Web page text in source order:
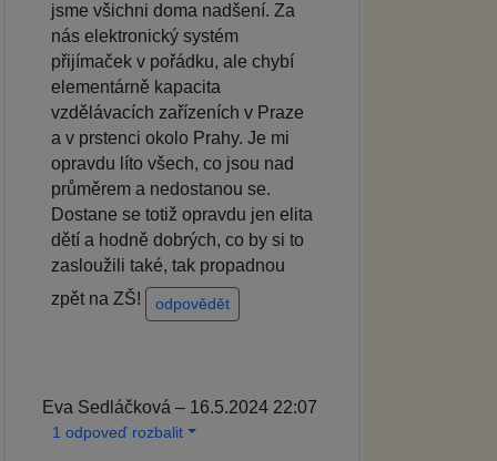
jsme všichni doma nadšení. Za
nás elektronický systém
přijímaček v pořádku, ale chybí
elementárně kapacita
vzdělávacích zařízeních v Praze
a v prstenci okolo Prahy. Je mi
opravdu líto všech, co jsou nad
průměrem a nedostanou se.
Dostane se totiž opravdu jen elita
dětí a hodně dobrých, co by si to
zasloužili také, tak propadnou
zpět na ZŠ!
odpovědět
Eva Sedláčková – 16.5.2024 22:07
1 odpoveď rozbalit